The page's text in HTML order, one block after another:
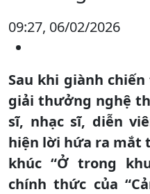
09:27, 06/02/2026
Sau khi giành
giải thưởng nghệ
sĩ, nhạc sĩ, diễn
hiện lời hứa ra mắt
khúc “Ở trong
chính thức của